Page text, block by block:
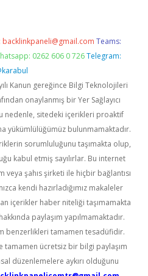
backlinkpaneli@gmail.com Teams:
0262 606 0 726 Telegram:
Kanun gereğince Bilgi Teknolojileri
onaylanmış bir Yer Sağlayıcı
nedenle, sitedeki içerikleri proaktif
yükümlülüğümüz bulunmamaktadır.
sorumluluğunu taşımakta olup,
kabul etmiş sayılırlar. Bu internet
şahıs şirketi ile hiçbir bağlantısı
kendi hazırladığımız makaleler
içerikler haber niteliği taşımamakta
paylaşım yapılmamaktadır.
benzerlikleri tamamen tesadüfidir.
tamamen ücretsiz bir bilgi paylaşım
düzenlemelere aykırı olduğunu